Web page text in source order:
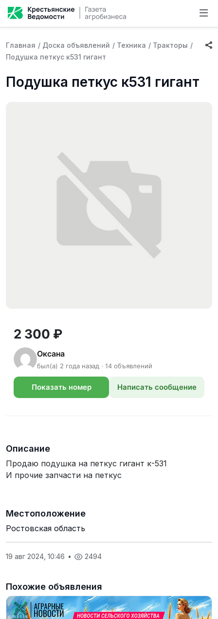
Главная / Доска объявлений / Техника / Тракторы /
Подушка петкус к531 гигант
Подушка петкус к531 гигант
2 300 ₽
Оксана
был(а) 2 года назад · 14 объявлений
Показать номер Написать сообщение
Описание
Продаю подушка на петкус гигант к-531
И прочие запчасти на петкус
Местоположение
Ростовская область
19 авг 2024, 10:46 • 2494
Похожие объявления